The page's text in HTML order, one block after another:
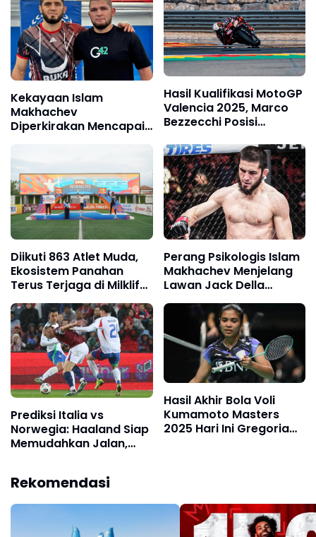
Kekayaan Islam
Makhachev
Diperkirakan Mencapai
Nurmagomedov!
Hasil Kualifikasi MotoGP
Valencia 2025, Marco
Bezzecchi Posisi
Peringkat 2
Diikuti 863 Atlet Muda,
Ekosistem Panahan
Terus Terjaga di Milklife
Archery Challenge
Perang Psikologis Islam
Makhachev Menjelang
Lawan Jack Della
Maddalena di UFC 322
Prediksi Italia vs
Norwegia: Haaland Siap
Memudahkan Jalan,
Pertama
Hasil Akhir Bola Voli
Kumamoto Masters
2025 Hari Ini Gregoria
Rekomendasi